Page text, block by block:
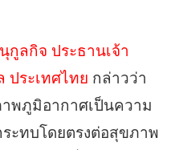
ลกิจ ประธานเจ้า
ประเทศไทย กล่าวว่า
พภูมิอากาศเป็นความ
ะทบโดยตรงต่อสุขภาพ